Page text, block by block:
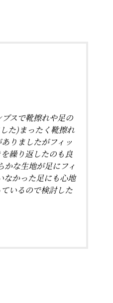
スで靴擦れや足の
た)まったく靴擦れ
りましたがフィッ
繰り返したのも良
な生地が足にフィ
なかった足にも心地
いるので検討した